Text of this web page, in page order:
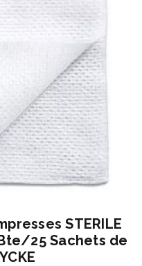
STERILE
25 Sachets de